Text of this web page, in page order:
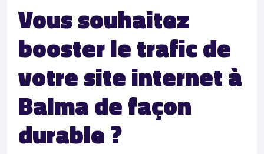
Vous souhaitez
booster le trafic de
votre site internet à
Balma de façon
durable ?